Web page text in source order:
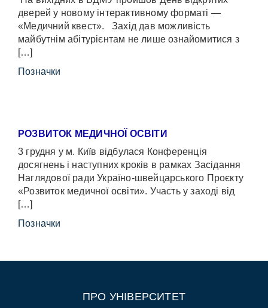
дверей у новому інтерактивному форматі —
«Медичний квест». Захід дав можливість
майбутнім абітурієнтам не лише ознайомитися з
[…]
Позначки
РОЗВИТОК МЕДИЧНОЇ ОСВІТИ
3 грудня у м. Київ відбулася Конференція
досягнень і наступних кроків в рамках Засідання
Наглядової ради Україно-швейцарського Проєкту
«Розвиток медичної освіти». Участь у заході від
[…]
Позначки
ПРО УНІВЕРСИТЕТ